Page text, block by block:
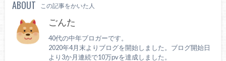
ABOUT この記事をかいた人
ごんた
40代の中年ブロガーです。
2020年4月末よりブログを開始しました。ブログ開始日
より3か月連続で10万pvを達成しました。